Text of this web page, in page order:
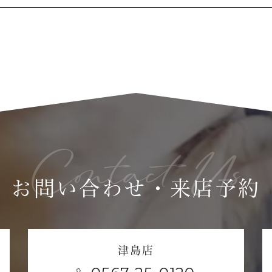
お問い合わせ・来店予約
津島店